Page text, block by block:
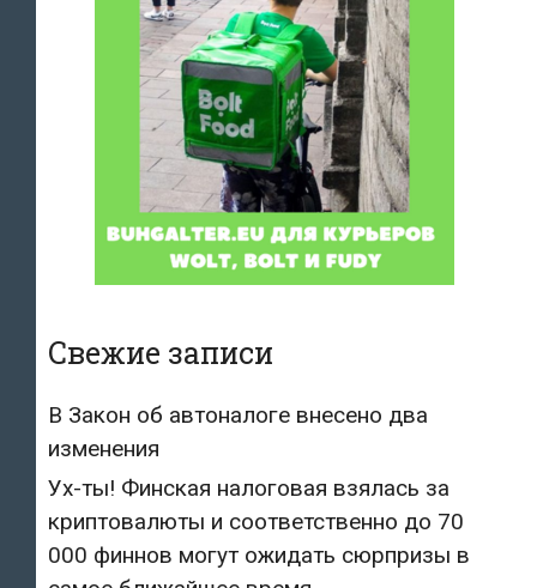
Свежие записи
В Закон об автоналоге внесено два
изменения
Ух-ты! Финская налоговая взялась за
криптовалюты и соответственно до 70
000 финнов могут ожидать сюрпризы в